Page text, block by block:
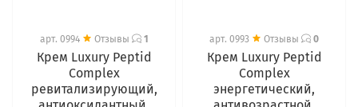
арт. 0994 Отзывы 1
Крем Luxury Peptid
Complex
ревитализирующий,
арт. 0993 Отзывы 0
Крем Luxury Peptid
Complex
энергетический,